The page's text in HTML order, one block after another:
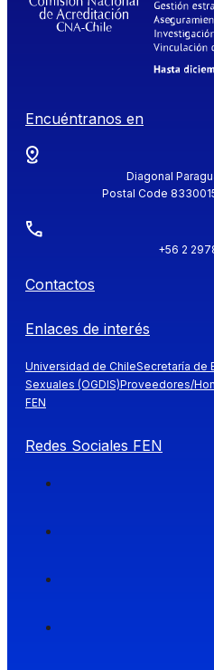
Encuéntranos en
Diagonal
Postal Code
+56 2
Contactos
Enlaces de interés
Universidad de ChileSecretaría de
Sexuales (OGDIS)Proveedores/
FEN
Redes Sociales FEN